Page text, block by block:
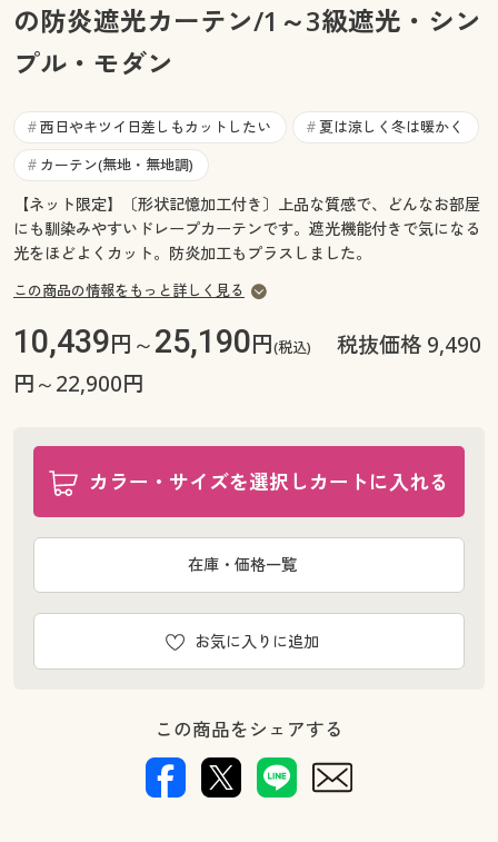
閲覧履歴
お気に入り
サポート
ご利用ガイド
よくある質問とお問い合わせ
サポート
ご利用ガイド
よくある質問とお問い合わせ
幅100×丈115cm(2枚組) ◎ 在庫あり
幅100×丈125cm(2枚組) ◎ 在庫あり
幅100×丈135cm(2枚組) ◎ 在庫あり
幅100×丈140cm(2枚組) ◎ 在庫あり
幅100×丈150cm(2枚組) ◎ 在庫あり
幅100×丈155cm(2枚組) ◎ 在庫あり
幅100×丈165cm(2枚組) ◎ 在庫あり
幅100×丈170cm(2枚組) ◎ 在庫あり
幅100×丈178cm(2枚組) ◎ 在庫あり
幅100×丈185cm(2枚組) ◎ 在庫あり
幅100×丈195cm(2枚組) ◎ 在庫あり
幅100×丈200cm(2枚組) ◎ 在庫あり
幅100×丈210cm(2枚組) ◎ 在庫あり
幅100×丈215cm(2枚組) ◎ 在庫あり
幅100×丈220cm(2枚組) ◎ 在庫あり
幅100×丈225cm(2枚組) ◎ 在庫あり
幅100×丈230cm(2枚組) ◎ 在庫あり
幅100×丈245cm(2枚組) ◎ 在庫あり
幅100×丈250cm(2枚組) ◎ 在庫あり
幅100×丈255cm(2枚組) ◎ 在庫あり
の防炎遮光カーテン/1～3級遮光・シン
プル・モダン
# 西日やキツイ日差しもカットしたい # 夏は涼しく冬は暖かく
# カーテン(無地・無地調)
【ネット限定】〔形状記憶加工付き〕上品な質感で、どんなお部屋
にも馴染みやすいドレープカーテンです。遮光機能付きで気になる
光をほどよくカット。防炎加工もプラスしました。
この商品の情報をもっと詳しく見る
10,439円～25,190円(税込)
税抜価格 9,490
円～22,900円
カラー・サイズを選択しカートに入れる
お気に入りに追加
在庫・価格一覧
この商品をシェアする